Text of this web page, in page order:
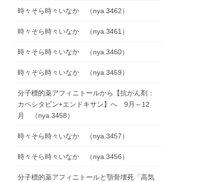
時々そら時々いなか （nya.3462）
時々そら時々いなか （nya.3461）
時々そら時々いなか （nya.3460）
時々そら時々いなか （nya.3459）
分子標的薬アフィニトールから【抗がん剤：
カペシタビン+エンドキサン】へ 9月～12
月 （nya.3458）
時々そら時々いなか （nya.3457）
時々そら時々いなか （nya.3456）
分子標的薬アフィニトールと顎骨壊死「高気